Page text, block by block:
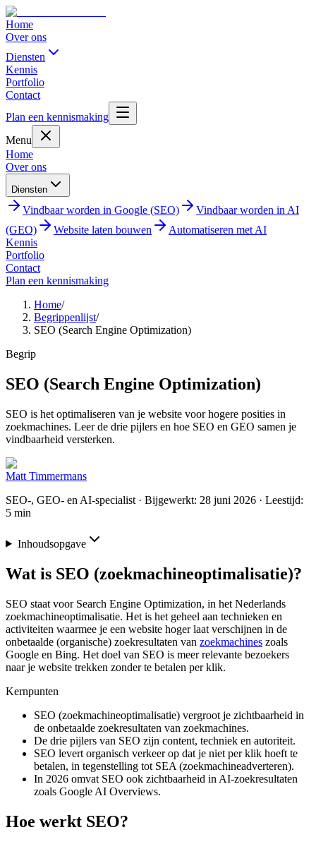
Home
Over ons
Diensten
Kennis
Portfolio
Contact
Plan een kennismaking
Menu
Home
Over ons
Diensten
Vindbaar worden in Google (SEO)
Vindbaar worden in AI
(GEO)
Website laten bouwen
Automatiseren met AI
Kennis
Portfolio
Contact
Plan een kennismaking
Home/
Begrippenlijst/
SEO (Search Engine Optimization)
Begrip
SEO (Search Engine Optimization)
SEO is het optimaliseren van je website voor hogere posities in
zoekmachines. Leer de drie pijlers en hoe SEO en GEO samen je
vindbaarheid versterken.
Matt Timmermans
SEO-, GEO- en AI-specialist · Bijgewerkt: 28 juni 2026 · Leestijd:
5 min
Inhoudsopgave
Wat is SEO (zoekmachineoptimalisatie)?
SEO staat voor Search Engine Optimization, in het Nederlands
zoekmachineoptimalisatie. Het is het geheel aan technieken en
activiteiten waarmee je een website hoger laat verschijnen in de
onbetaalde (organische) zoekresultaten van zoekmachines zoals
Google en Bing. Het doel van SEO is meer relevante bezoekers
naar je website trekken zonder te betalen per klik.
Kernpunten
SEO (zoekmachineoptimalisatie) vergroot je zichtbaarheid in
de onbetaalde zoekresultaten van zoekmachines.
De drie pijlers van SEO zijn content, techniek en autoriteit.
SEO levert organisch verkeer op dat je niet per klik hoeft te
betalen, in tegenstelling tot SEA (zoekmachineadverteren).
In 2026 omvat SEO ook zichtbaarheid in AI-zoekresultaten
zoals Google AI Overviews.
Hoe werkt SEO?